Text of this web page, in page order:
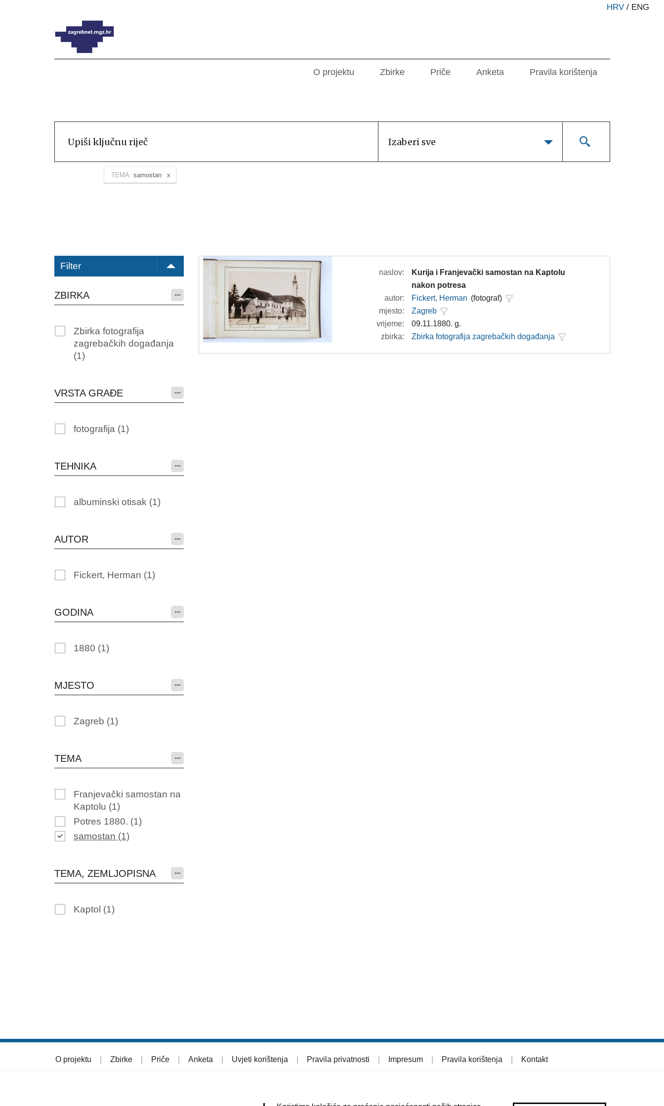
HRV / ENG
O projektu Zbirke Priče Anketa Pravila korištenja
Izaberi sve
TEMA: samostan
Filter
ZBIRKA
Zbirka fotografija
zagrebačkih događanja
(1)
VRSTA GRAĐE
fotografija (1)
TEHNIKA
albuminski otisak (1)
AUTOR
Fickert, Herman (1)
GODINA
1880 (1)
MJESTO
Zagreb (1)
TEMA
Franjevački samostan na
Kaptolu (1)
Potres 1880. (1)
samostan (1)
TEMA, ZEMLJOPISNA
Kaptol (1)
naslov:
Kurija i Franjevački samostan na Kaptolu
nakon potresa
autor:
Fickert, Herman (fotograf)
mjesto:
Zagreb
vrijeme:
09.11.1880. g.
zbirka:
Zbirka fotografija zagrebačkih događanja
O projektu Zbirke Priče Anketa Uvjeti korištenja Pravila privatnosti Impresum Pravila korištenja Kontakt